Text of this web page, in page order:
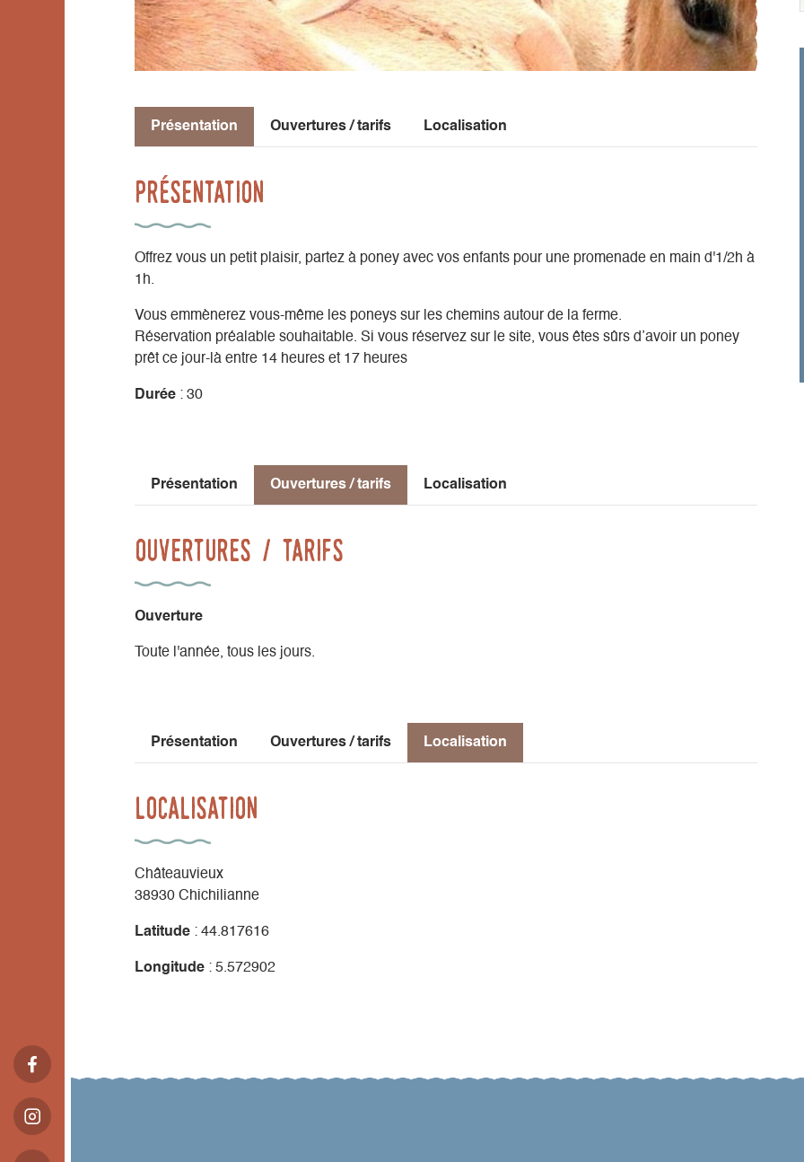
Présentation Ouvertures / tarifs Localisation
Présentation
Offrez vous un petit plaisir, partez à poney avec vos enfants pour une promenade en main d'1/2h à
1h.
Vous emmènerez vous-même les poneys sur les chemins autour de la ferme.
Réservation préalable souhaitable. Si vous réservez sur le site, vous êtes sûrs d’avoir un poney
prêt ce jour-là entre 14 heures et 17 heures
Durée : 30
Présentation Ouvertures / tarifs Localisation
Ouvertures / tarifs
Ouverture
Toute l'année, tous les jours.
Présentation Ouvertures / tarifs Localisation
Localisation
Châteauvieux
38930 Chichilianne
Latitude : 44.817616
Longitude : 5.572902